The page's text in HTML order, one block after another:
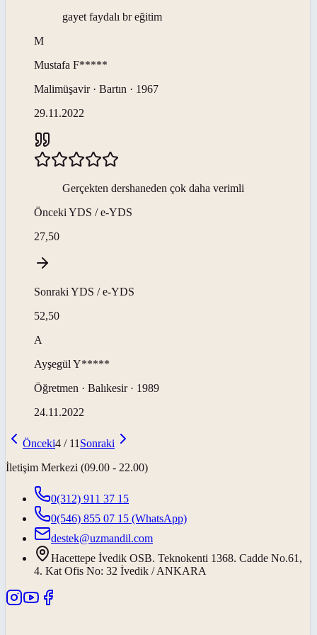
gayet faydalı br eğitim
M
Mustafa F*****
Malimüşavir · Bartın · 1967
29.11.2022
Gerçekten dershaneden çok daha verimli
Önceki YDS / e-YDS
27,50
Sonraki YDS / e-YDS
52,50
A
Ayşegül Y*****
Öğretmen · Balıkesir · 1989
24.11.2022
Önceki4 / 11 Sonraki
İletişim Merkezi (09.00 - 22.00)
0(312) 911 37 15
0(546) 855 07 15 (WhatsApp)
destek@uzmandil.com
Hacettepe İvedik OSB. Teknokenti 1368. Cadde No.61,
4. Kat Ofis No: 32 İvedik / ANKARA